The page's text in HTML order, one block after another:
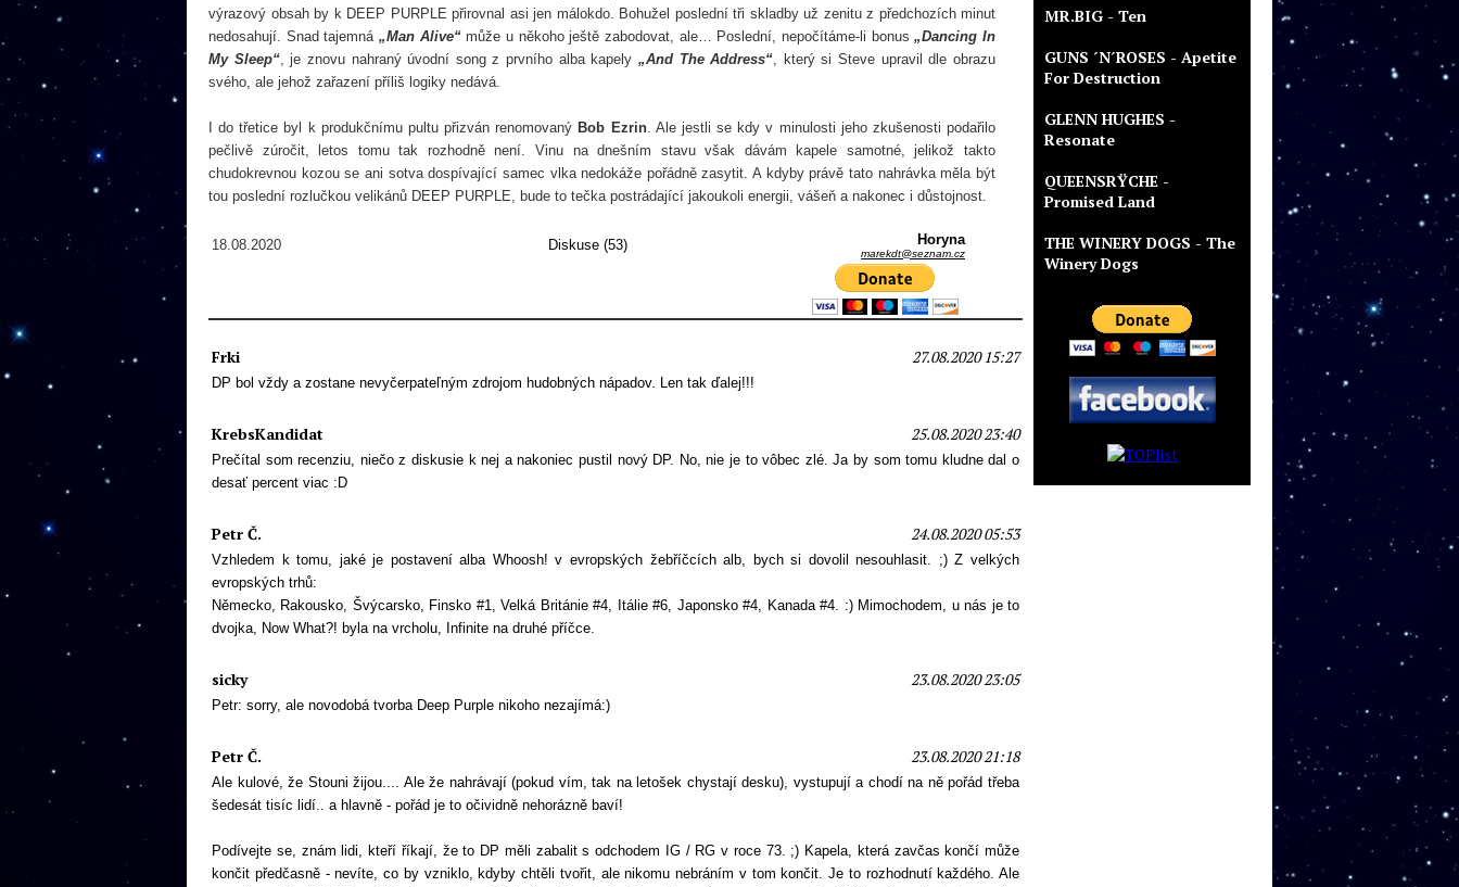
výrazový obsah by k DEEP PURPLE přirovnal asi jen málokdo. Bohužel poslední tři skladby už zenitu z předchozích minut
nedosahují. Snad tajemná „Man Alive“může u někoho ještě zabodovat, ale… Poslední, nepočítáme-li bonus„Dancing In
My Sleep“, je znovu nahraný úvodní song z prvního alba kapely „And The Address“, který si Steve upravil dle obrazu
svého, ale jehož zařazení příliš logiky nedává.
I do třetice byl k produkčnímu pultu přizván renomovaný Bob Ezrin. Ale jestli se kdy v minulosti jeho zkušenosti podařilo
pečlivě zúročit, letos tomu tak rozhodně není. Vinu na dnešním stavu však dávám kapele samotné, jelikož takto
chudokrevnou kozou se ani sotva dospívající samec vlka nedokáže pořádně zasytit. A kdyby právě tato nahrávka měla být
tou poslední rozlučkou velikánů DEEP PURPLE, bude to tečka postrádající jakoukoli energii, vášeň a nakonec i důstojnost.
18.08.2020 Diskuse (53) Horyna
marekdt@seznam.cz
Frki 27.08.2020 15:27
DP bol vždy a zostane nevyčerpateľným zdrojom hudobných nápadov. Len tak ďalej!!!
KrebsKandidat 25.08.2020 23:40
Prečítal som recenziu, niečo z diskusie k nej a nakoniec pustil nový DP. No, nie je to vôbec zlé. Ja by som tomu kludne dal o
desať percent viac :D
Petr Č. 24.08.2020 05:53
Vzhledem k tomu, jaké je postavení alba Whoosh! v evropských žebříčcích alb, bych si dovolil nesouhlasit. ;) Z velkých
evropských trhů:
Německo, Rakousko, Švýcarsko, Finsko #1, Velká Británie #4, Itálie #6, Japonsko #4, Kanada #4. :) Mimochodem, u nás je to
dvojka, Now What?! byla na vrcholu, Infinite na druhé příčce.
sicky 23.08.2020 23:05
Petr: sorry, ale novodobá tvorba Deep Purple nikoho nezajímá:)
Petr Č. 23.08.2020 21:18
Ale kulové, že Stouni žijou.... Ale že nahrávají (pokud vím, tak na letošek chystají desku), vystupují a chodí na ně pořád třeba
šedesát tisíc lidí.. a hlavně - pořád je to očividně nehorázně baví!
Podívejte se, znám lidi, kteří říkají, že to DP měli zabalit s odchodem IG / RG v roce 73. ;) Kapela, která zavčas končí může
končit předčasně - nevíte, co by vzniklo, kdyby chtěli tvořit, ale nikomu nebráním v tom končit. Je to rozhodnutí každého. Ale
MR.BIG - Ten
GUNS ´N´ROSES - Apetite
For Destruction
GLENN HUGHES -
Resonate
QUEENSRŸCHE -
Promised Land
THE WINERY DOGS - The
Winery Dogs